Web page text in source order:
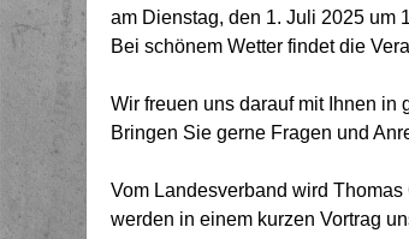
am Dienstag, den 1. Juli 2025 um
Bei schönem Wetter findet die
Wir freuen uns darauf mit Ihnen in
Bringen Sie gerne Fragen und
Vom Landesverband wird
werden in einem kurzen Vortrag